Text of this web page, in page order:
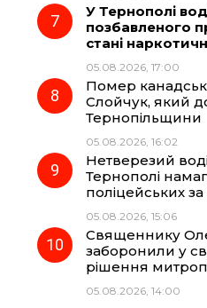
У Тернополі
позбавленого
стані
05.08.2026, 17:00
Помер
Слойчук, який
Тернопільщини
05.08.2026, 16:02
Нетверезий
Тернополі
поліцейських
05.08.2026, 15:06
Священнику
заборонили у
рішення
05.08.2026, 14:00